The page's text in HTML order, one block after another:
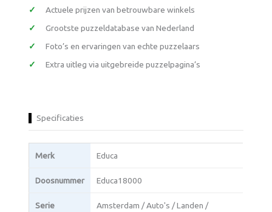
Actuele prijzen van betrouwbare winkels
Grootste puzzeldatabase van Nederland
Foto’s en ervaringen van echte puzzelaars
Extra uitleg via uitgebreide puzzelpagina’s
Specificaties
Merk Educa
Doosnummer Educa18000
Serie
Amsterdam / Auto's / Landen /